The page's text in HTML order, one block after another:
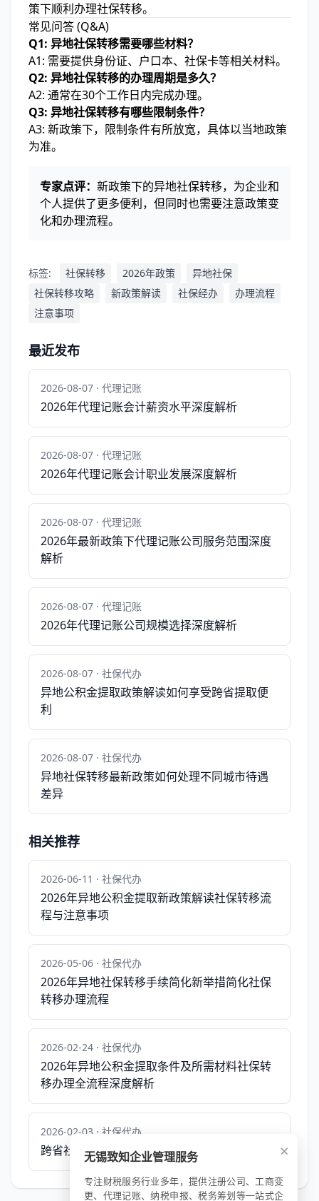
策下顺利办理社保转移。
常见问答 (Q&A)
Q1: 异地社保转移需要哪些材料？
A1: 需要提供身份证、户口本、社保卡等相关材料。
Q2: 异地社保转移的办理周期是多久？
A2: 通常在30个工作日内完成办理。
Q3: 异地社保转移有哪些限制条件？
A3: 新政策下，限制条件有所放宽，具体以当地政策
为准。
专家点评： 新政策下的异地社保转移，为企业和
个人提供了更多便利，但同时也需要注意政策变
化和办理流程。
标签: 社保转移 2026年政策
异地社保
社保转移攻略
新政策解读 社保经办
办理流程
注意事项
最近发布
2026-08-07 · 代理记账
2026年代理记账会计薪资水平深度解析
2026-08-07 · 代理记账
2026年代理记账会计职业发展深度解析
2026-08-07 · 代理记账
2026年最新政策下代理记账公司服务范围深度
解析
2026-08-07 · 代理记账
2026年代理记账公司规模选择深度解析
2026-08-07 · 社保代办
异地公积金提取政策解读如何享受跨省提取便
利
2026-08-07 · 社保代办
异地社保转移最新政策如何处理不同城市待遇
差异
相关推荐
2026-06-11 · 社保代办
2026年异地公积金提取新政策解读社保转移流
程与注意事项
2026-05-06 · 社保代办
2026年异地社保转移手续简化新举措简化社保
转移办理流程
2026-02-24 · 社保代办
2026年异地公积金提取条件及所需材料社保转
移办理全流程深度解析
2026-02-03 · 社保代办
跨省社保转移指南如何轻松办理 ×
无锡致知企业管理服务
专注财税服务行业多年，提供注册公司、工商变
更、代理记账、纳税申报、税务筹划等一站式企